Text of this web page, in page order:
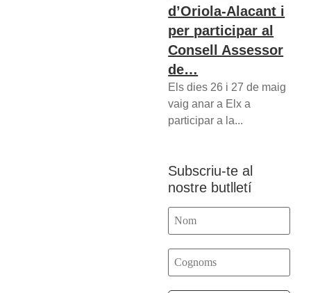
d’Oriola-Alacant i
per participar al
Consell Assessor
de…
Els dies 26 i 27 de maig
vaig anar a Elx a
participar a la...
Subscriu-te al
nostre butlletí